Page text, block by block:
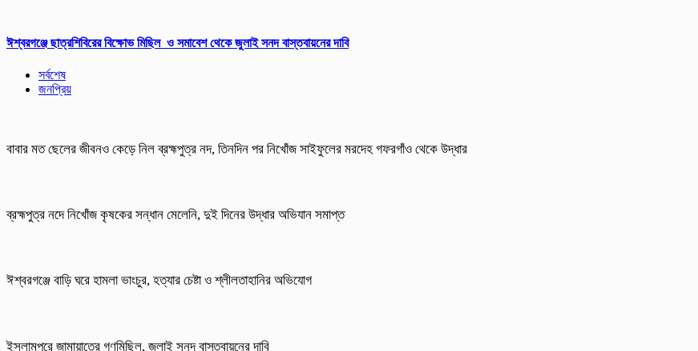
ঈশ্বরগঞ্জে ছাত্রশিবিরের বিক্ষোভ মিছিল ও সমাবেশ থেকে জুলাই সনদ বাস্তবায়নের দাবি
সর্বশেষ
জনপ্রিয়
বাবার মত ছেলের জীবনও কেড়ে নিল ব্রহ্মপুত্র নদ, তিনদিন পর নিখোঁজ সাইফুলের মরদেহ গফরগাঁও থেকে উদ্ধার
ব্রহ্মপুত্র নদে নিখোঁজ কৃষকের সন্ধান মেলেনি, দুই দিনের উদ্ধার অভিযান সমাপ্ত
ঈশ্বরগঞ্জে বাড়ি ঘরে হামলা ভাংচুর, হত্যার চেষ্টা ও শ্লীলতাহানির অভিযোগ
ইসলামপুরে জামায়াতের গণমিছিল, জুলাই সনদ বাস্তবায়নের দাবি